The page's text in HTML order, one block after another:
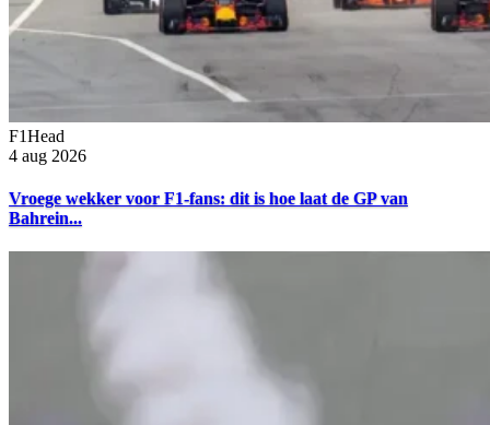
F1Head
4 aug 2026
Vroege wekker voor F1-fans: dit is hoe laat de GP van
Bahrein...